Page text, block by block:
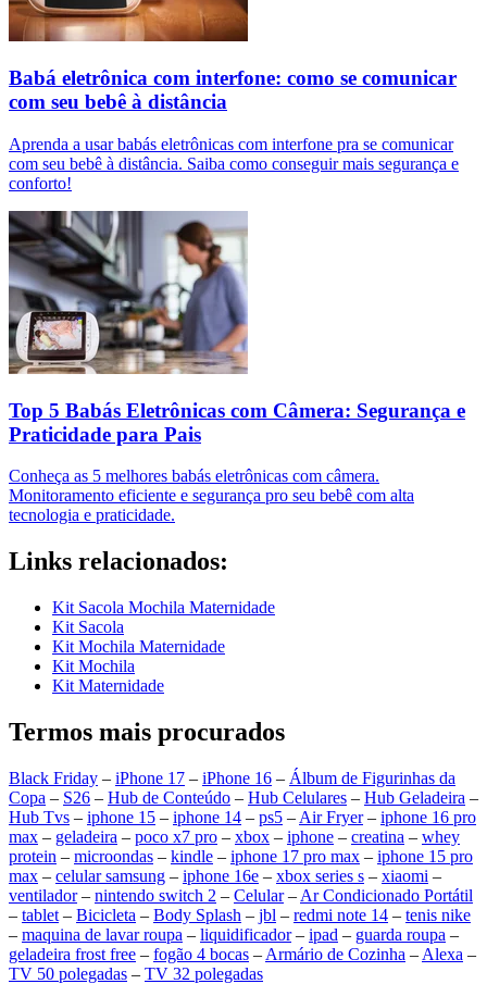
Babá eletrônica com interfone: como se comunicar
com seu bebê à distância
Aprenda a usar babás eletrônicas com interfone pra se comunicar
com seu bebê à distância. Saiba como conseguir mais segurança e
conforto!
Top 5 Babás Eletrônicas com Câmera: Segurança e
Praticidade para Pais
Conheça as 5 melhores babás eletrônicas com câmera.
Monitoramento eficiente e segurança pro seu bebê com alta
tecnologia e praticidade.
Links relacionados:
Kit Sacola Mochila Maternidade
Kit Sacola
Kit Mochila Maternidade
Kit Mochila
Kit Maternidade
Termos mais procurados
Black Friday – iPhone 17 – iPhone 16 – Álbum de Figurinhas da
Copa – S26 – Hub de Conteúdo – Hub Celulares – Hub Geladeira –
Hub Tvs – iphone 15 – iphone 14 – ps5 – Air Fryer– iphone 16 pro
max – geladeira – poco x7 pro – xbox – iphone – creatina – whey
protein – microondas – kindle – iphone 17 pro max – iphone 15 pro
max – celular samsung – iphone 16e – xbox series s – xiaomi –
ventilador– nintendo switch 2 – Celular– Ar Condicionado Portátil
– tablet – Bicicleta – Body Splash – jbl – redmi note 14 – tenis nike
– maquina de lavar roupa – liquidificador– ipad – guarda roupa –
geladeira frost free – fogão 4 bocas – Armário de Cozinha – Alexa –
TV 50 polegadas – TV 32 polegadas